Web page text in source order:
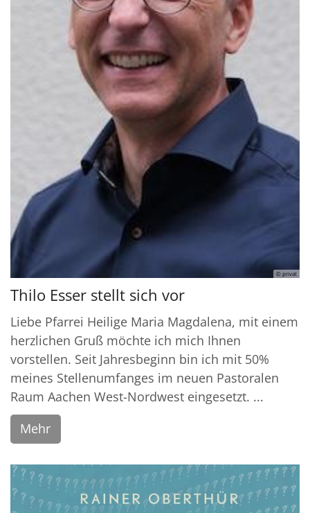
© privat
Thilo Esser stellt sich vor
Liebe Pfarrei Heilige Maria Magdalena, mit einem
herzlichen Gruß möchte ich mich Ihnen
vorstellen. Seit Jahresbeginn bin ich mit 50%
meines Stellenumfanges im neuen Pastoralen
Raum Aachen West-Nordwest eingesetzt. ...
Mehr